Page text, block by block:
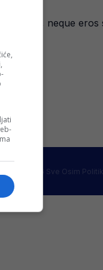
cursus, neque eros
© 2026 Sve Osim